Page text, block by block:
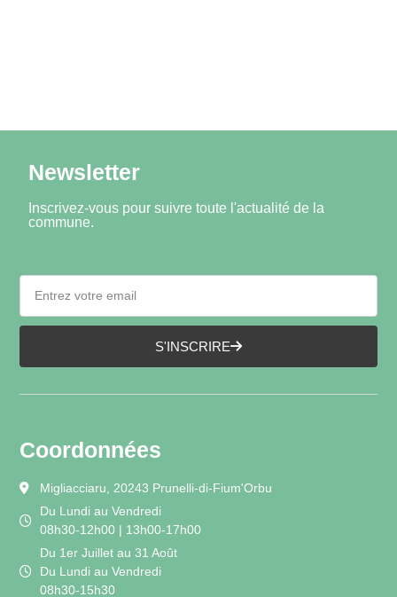
Newsletter
Inscrivez-vous pour suivre toute l'actualité de la
commune.
S'INSCRIRE
Coordonnées
Migliacciaru, 20243 Prunelli-di-Fium'Orbu
Du Lundi au Vendredi
08h30-12h00 | 13h00-17h00
Du 1er Juillet au 31 Août
Du Lundi au Vendredi
08h30-15h30